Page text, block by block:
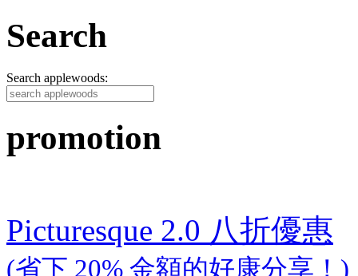
Search
Search applewoods:
promotion
Picturesque 2.0 八折優惠
(省下 20% 金額的好康分享！)